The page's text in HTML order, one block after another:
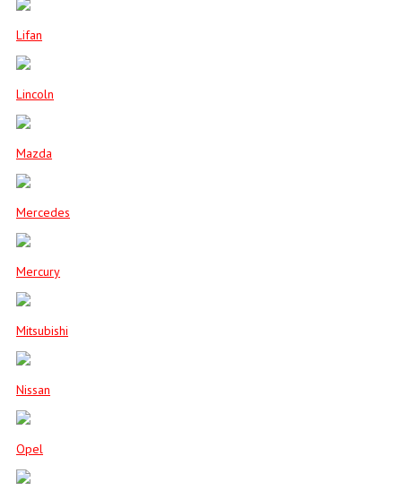
Lifan
Lincoln
Mazda
Mercedes
Mercury
Mitsubishi
Nissan
Opel